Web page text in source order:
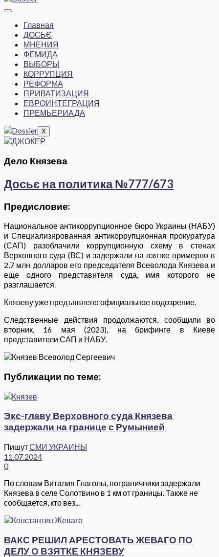
Главная
ДОСЬЄ
МНЕНИЯ
ФЕМИДА
ВЫБОРЫ
КОРРУПЦИЯ
РЕФОРМА
ПРИВАТИЗАЦИЯ
ЕВРОИНТЕГРАЦИЯ
ПРЕМЬЕРИАДА
X
Дело Князева
Досьє на политика №777/673
Предисловие:
Национальное антикоррупционное бюро Украины (НАБУ)
и Специализированная антикоррупционная прокуратура
(САП) разоблачили коррупционную схему в стенах
Верховного суда (ВС) и задержали на взятке примерно в
2,7 млн долларов его председателя Всеволода Князева и
еще одного представителя суда, имя которого не
разглашается.
Князеву уже предъявлено официальное подозрение.
Следственные действия продолжаются, сообщили во
вторник, 16 мая (2023), на брифинге в Киеве
представители САП и НАБУ.
Публикации по теме:
Экс-главу Верховного суда Князева
задержали на границе с Румынией
ПишутСМИ УКРАИНЫ
11.07.2024
0
По словам Виталия Глаголы, пограничники задержали
Князева в селе Солотвино в 1 км от границы. Также не
сообщается, кто вез...
ВАКС РЕШИЛ АРЕСТОВАТЬ ЖЕВАГО ПО
ДЕЛУ О ВЗЯТКЕ КНЯЗЕВУ